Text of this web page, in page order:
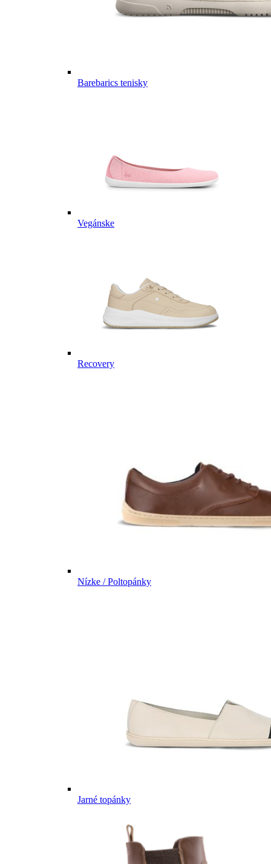
Barebarics tenisky
Vegánske
Recovery
Nízke / Poltopánky
Jarné topánky